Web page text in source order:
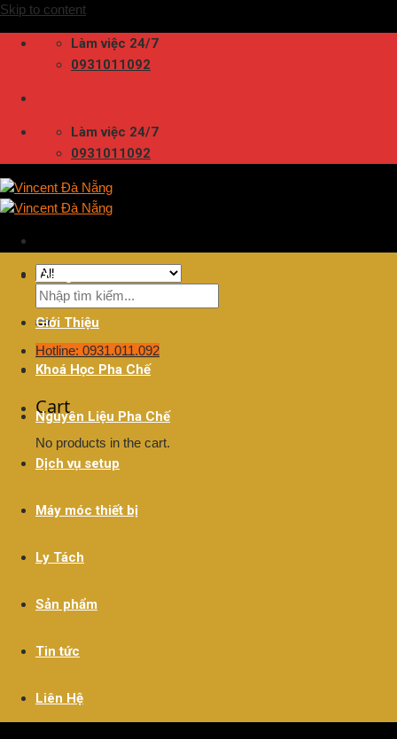
Skip to content
Làm việc 24/7
0931011092
Làm việc 24/7
0931011092
Hotline: 0931.011.092
Cart
No products in the cart.
Trang Chủ
Giới Thiệu
Khoá Học Pha Chế
Nguyên Liệu Pha Chế
Dịch vụ setup
Máy móc thiết bị
Ly Tách
Sản phẩm
Tin tức
Liên Hệ